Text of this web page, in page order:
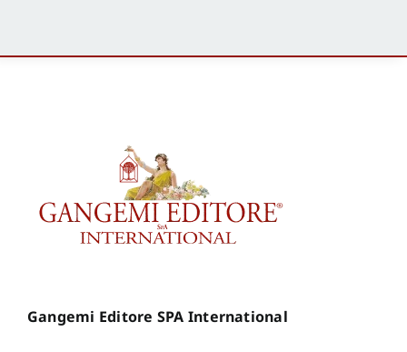
Gangemi Editore SPA International